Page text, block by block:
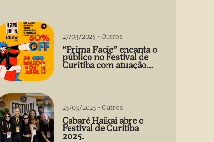
27/03/2025 -Outros
“Prima Facie” encanta o
público no Festival de
Curitiba com atuação
arrebatadora de Débora
25/03/2025 -Outros
Cabaré Haikai abre o
Festival de Curitiba
2025.